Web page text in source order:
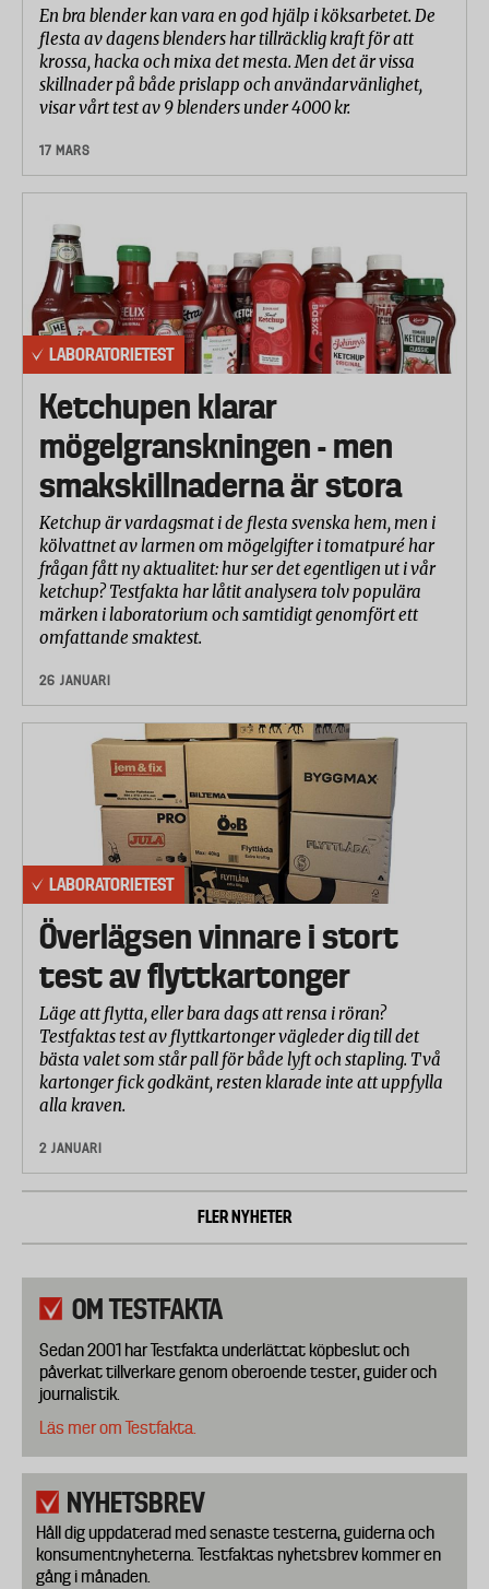
En bra blender kan vara en god hjälp i köksarbetet. De
flesta av dagens blenders har tillräcklig kraft för att
krossa, hacka och mixa det mesta. Men det är vissa
skillnader på både prislapp och användarvänlighet,
visar vårt test av 9 blenders under 4000 kr.
17 MARS
LABORATORIETEST
Ketchupen klarar
mögelgranskningen - men
smakskillnaderna är stora
Ketchup är vardagsmat i de flesta svenska hem, men i
kölvattnet av larmen om mögelgifter i tomatpuré har
frågan fått ny aktualitet: hur ser det egentligen ut i vår
ketchup? Testfakta har låtit analysera tolv populära
märken i laboratorium och samtidigt genomfört ett
omfattande smaktest.
26 JANUARI
LABORATORIETEST
Överlägsen vinnare i stort
test av flyttkartonger
Läge att flytta, eller bara dags att rensa i röran?
Testfaktas test av flyttkartonger vägleder dig till det
bästa valet som står pall för både lyft och stapling. Två
kartonger fick godkänt, resten klarade inte att uppfylla
alla kraven.
2 JANUARI
FLER NYHETER
OM TESTFAKTA
Sedan 2001 har Testfakta underlättat köpbeslut och
påverkat tillverkare genom oberoende tester, guider och
journalistik.
Läs mer om Testfakta.
NYHETSBREV
Håll dig uppdaterad med senaste testerna, guiderna och
konsumentnyheterna. Testfaktas nyhetsbrev kommer en
gång i månaden.